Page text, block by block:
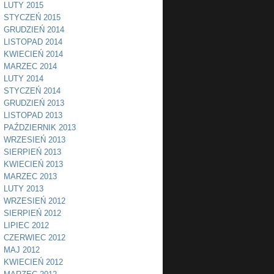
LUTY 2015
STYCZEŃ 2015
GRUDZIEŃ 2014
LISTOPAD 2014
KWIECIEŃ 2014
MARZEC 2014
LUTY 2014
STYCZEŃ 2014
GRUDZIEŃ 2013
LISTOPAD 2013
PAŹDZIERNIK 2013
WRZESIEŃ 2013
SIERPIEŃ 2013
KWIECIEŃ 2013
MARZEC 2013
LUTY 2013
WRZESIEŃ 2012
SIERPIEŃ 2012
LIPIEC 2012
CZERWIEC 2012
MAJ 2012
KWIECIEŃ 2012